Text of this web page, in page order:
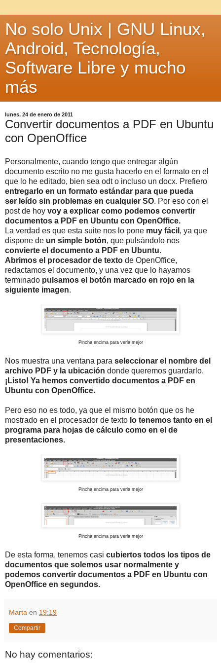
No solo Unix | GNU Linux,
Android, Tecnología,
Software Libre y mucho
más
lunes, 24 de enero de 2011
Convertir documentos a PDF en Ubuntu
con OpenOffice
Personalmente, cuando tengo que entregar algún
documento escrito no me gusta hacerlo en el formato en el
que lo he editado, bien sea odt o incluso un docx. Prefiero
entregarlo en un formato estándar para que pueda
ser leído sin problemas en cualquier SO. Por eso con el
post de hoy voy a explicar como podemos convertir
documentos a PDF en Ubuntu con OpenOffice.
La verdad es que esta suite nos lo pone muy fácil , ya que
dispone de un simple botón, que pulsándolo nos
convierte el documento a PDF en Ubuntu.
Abrimos el procesador de texto de OpenOffice,
redactamos el documento, y una vez que lo hayamos
terminado pulsamos el botón marcado en rojo en la
siguiente imagen.
Pincha encima para verla mejor
Nos muestra una ventana para seleccionar el nombre del
archivo PDF y la ubicación donde queremos guardarlo.
¡Listo! Ya hemos convertido documentos a PDF en
Ubuntu con OpenOffice.
Pero eso no es todo, ya que el mismo botón que os he
mostrado en el procesador de texto lo tenemos tanto en el
programa para hojas de cálculo como en el de
presentaciones.
Pincha encima para verla mejor
Pincha encima para verla mejor
De esta forma, tenemos casi cubiertos todos los tipos de
documentos que solemos usar normalmente y
podemos convertir documentos a PDF en Ubuntu con
OpenOffice en segundos.
Marta en 19:19
Compartir
No hay comentarios: